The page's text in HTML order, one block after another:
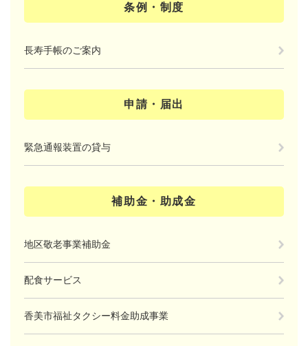
条例・制度
長寿手帳のご案内
申請・届出
緊急通報装置の貸与
補助金・助成金
地区敬老事業補助金
配食サービス
香美市福祉タクシー料金助成事業